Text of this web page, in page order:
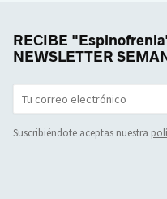
RECIBE
NEWSLETTER
Suscribiéndote aceptas nuestra